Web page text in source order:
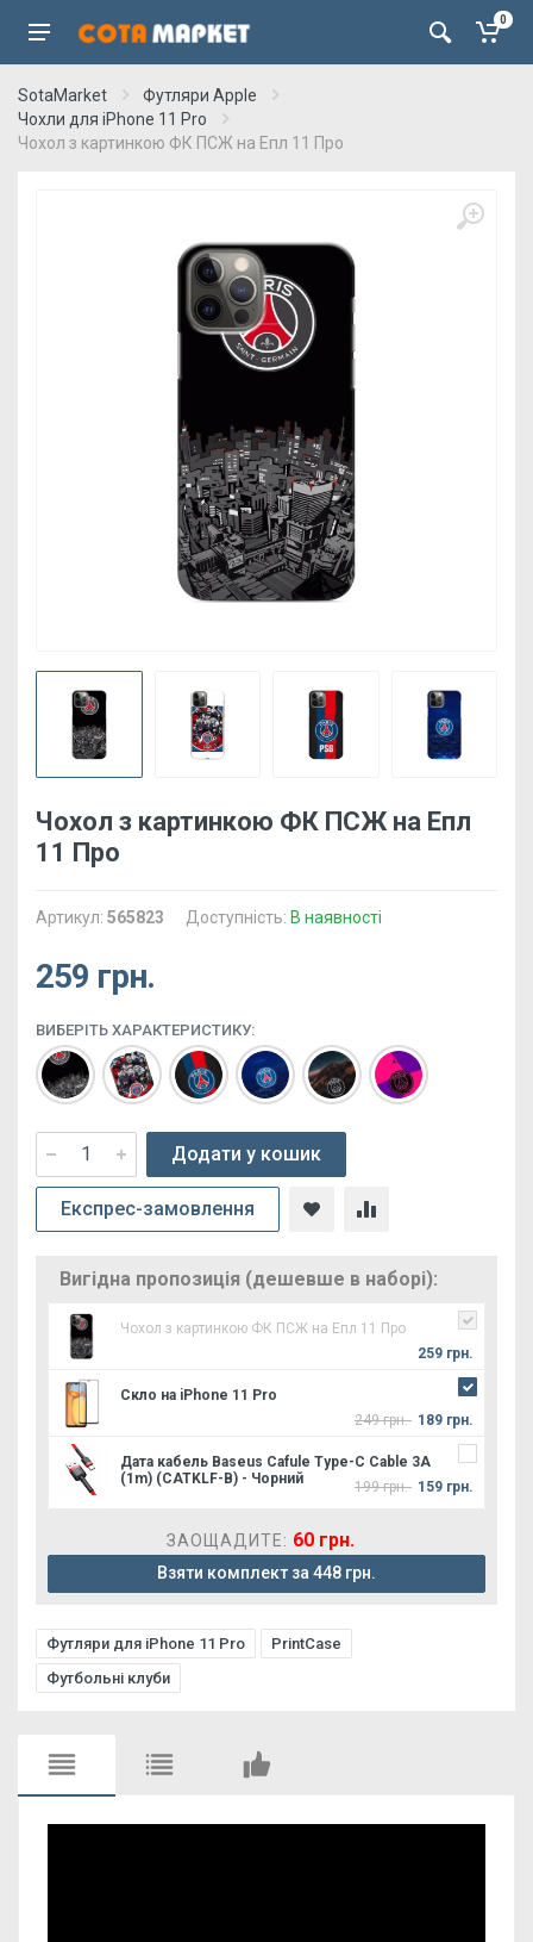
0
SotaMarket
Футляри Apple
Чохли для iPhone 11 Pro
Чохол з картинкою ФК ПСЖ на Епл 11 Про
Чохол з картинкою ФК ПСЖ на Епл
11 Про
Артикул: 565823 Доступність: В наявності
259 грн.
ВИБЕРІТЬ ХАРАКТЕРИСТИКУ:
Додати у кошик
Експрес-замовлення
Вигідна пропозиція (дешевше в наборі):
Чохол з картинкою ФК ПСЖ на Епл 11 Про
259 грн.
Скло на iPhone 11 Pro
249 грн. 189 грн.
Дата кабель Baseus Cafule Type-C Cable 3A
(1m) (CATKLF-B) - Чорний
199 грн. 159 грн.
ЗАОЩАДИТЕ: 60 грн.
Взяти комплект за 448 грн.
Футляри для iPhone 11 Pro
PrintCase
Футбольні клуби